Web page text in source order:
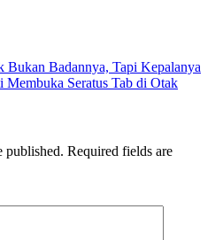
Bukan Badannya, Tapi Kepalanya
Seratus Tab di Otak
published. Required fields are